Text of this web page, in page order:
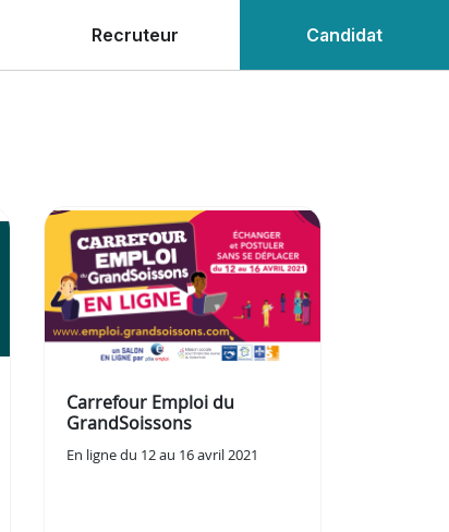
Recruteur Candidat
Carrefour Emploi du
GrandSoissons
En ligne du 12 au 16 avril 2021